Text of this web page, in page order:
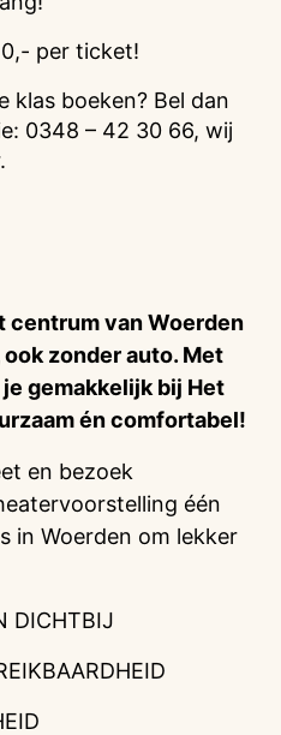
per ticket!
klas boeken? Bel dan
0348 – 42 30 66, wij
centrum van Woerden
zonder auto. Met
gemakkelijk bij Het
én comfortabel!
en bezoek
één
in Woerden om lekker
DICHTBIJ